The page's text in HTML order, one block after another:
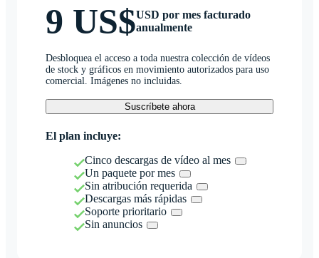
9 US$USD por mes facturado
anualmente
Desbloquea el acceso a toda nuestra colección de vídeos
de stock y gráficos en movimiento autorizados para uso
comercial. Imágenes no incluidas.
Suscríbete ahora
El plan incluye:
Cinco descargas de vídeo al mes
Un paquete por mes
Sin atribución requerida
Descargas más rápidas
Soporte prioritario
Sin anuncios